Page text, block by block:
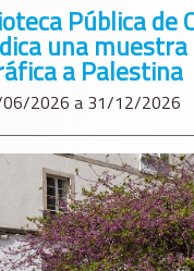
Pública de
una muestra
a Palestina
06/2026 a 31/12/2026